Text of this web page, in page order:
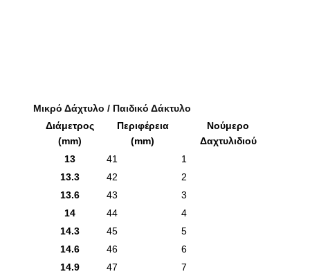
Μικρό Δάχτυλο / Παιδικό Δάκτυλο
Διάμετρος
(mm)
Περιφέρεια
(mm)
Νούμερο
Δαχτυλιδιού
13
41
1
13.3
42
2
13.6
43
3
14
44
4
14.3
45
5
14.6
46
6
14.9
47
7